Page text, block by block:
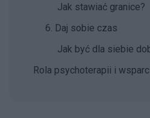
Jak stawiać granice?
6. Daj sobie czas
Jak być dla siebie
Rola psychoterapii i